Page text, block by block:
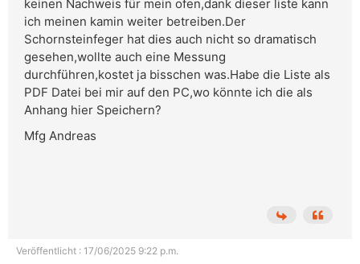
keinen Nachweis für mein ofen,dank dieser liste kann
ich meinen kamin weiter betreiben.Der
Schornsteinfeger hat dies auch nicht so dramatisch
gesehen,wollte auch eine Messung
durchführen,kostet ja bisschen was.Habe die Liste als
PDF Datei bei mir auf den PC,wo könnte ich die als
Anhang hier Speichern?
Mfg Andreas
Veröffentlicht : 17/06/2025 9:22 p.m.